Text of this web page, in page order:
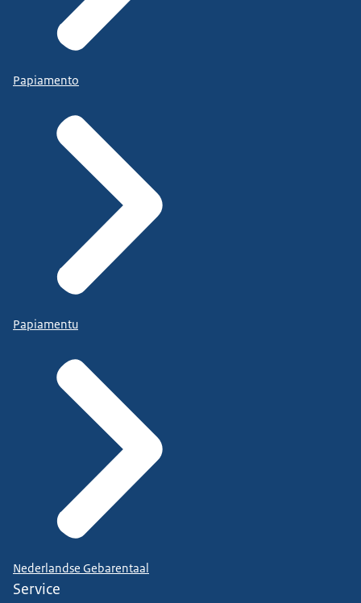
Papiamento
Papiamentu
Nederlandse Gebarentaal
Service